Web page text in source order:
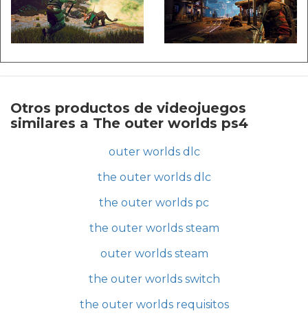
Otros productos de videojuegos
similares a The outer worlds ps4
outer worlds dlc
the outer worlds dlc
the outer worlds pc
the outer worlds steam
outer worlds steam
the outer worlds switch
the outer worlds requisitos